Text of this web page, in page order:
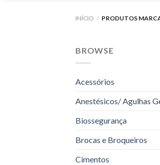
INÍCIO / PRODUTOS
BROWSE
Acessórios
Anestésicos/ Agulhas
Biossegurança
Brocas e Broqueiros
Cimentos